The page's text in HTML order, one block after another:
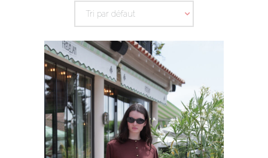
Tri par défaut